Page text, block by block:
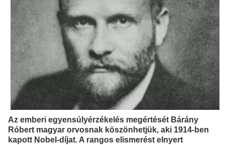
Az emberi egyensúlyérzékelés megértését Bárány
Róbert magyar orvosnak köszönhetjük, aki 1914-ben
kapott Nobel-díjat. A rangos elismerést elnyert